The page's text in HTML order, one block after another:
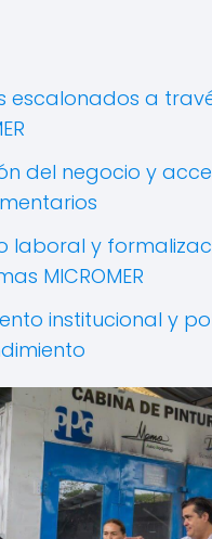
escalonados a
del negocio y
laboral y
MICROMER
institucional y